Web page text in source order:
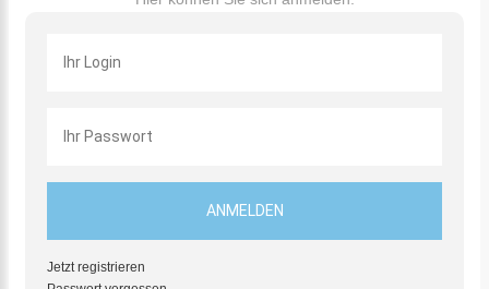
Jetzt registrieren